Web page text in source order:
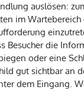
auslösen:
im Wartebereich
Besucher die
oder eine
gut sichtbar an
dem Eingang.